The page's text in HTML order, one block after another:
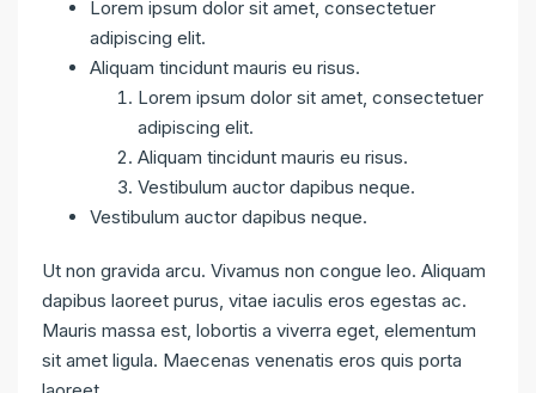
Lorem ipsum dolor sit amet, consectetuer
adipiscing elit.
Aliquam tincidunt mauris eu risus.
Lorem ipsum dolor sit amet, consectetuer
adipiscing elit.
Aliquam tincidunt mauris eu risus.
Vestibulum auctor dapibus neque.
Vestibulum auctor dapibus neque.
Ut non gravida arcu. Vivamus non congue leo. Aliquam
dapibus laoreet purus, vitae iaculis eros egestas ac.
Mauris massa est, lobortis a viverra eget, elementum
sit amet ligula. Maecenas venenatis eros quis porta